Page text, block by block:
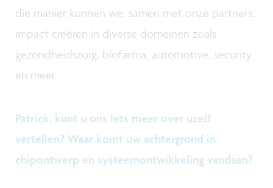
die manier kunnen we, samen met onze partners,
impact creëren in diverse domeinen zoals
gezondheidszorg, biofarma, automotive, security
en meer.
Patrick, kunt u ons iets meer over uzelf
vertellen? Waar komt uw achtergrond in
chipontwerp en systeemontwikkeling vandaan?